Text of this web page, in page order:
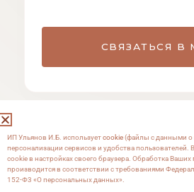
СВЯЗАТЬСЯ В
ИП Ульянов И.Б. используетcookie(файлы с данными о
персонализации сервисов и удобства пользователей.
cookie в настройках своего браузера. Обработка Ваших
производится в соответствии с требованиями
152-Ф3 «О персональных данных».